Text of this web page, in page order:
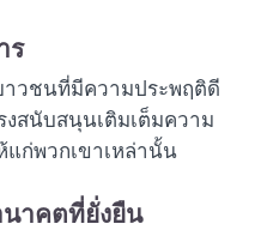
ร
วชนที่มีความประพฤติดี
สนับสนุนเติมเต็มความ
แก่พวกเขาเหล่านั้น
นาคตที่ยั่งยืน